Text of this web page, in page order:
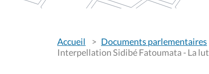
o
u
s
Accueil
Documents parlementaires
Interpellation Sidibé Fatoumata - La